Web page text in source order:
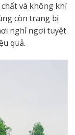
và không khí
còn trang bị
nghỉ ngơi tuyệt
quả.